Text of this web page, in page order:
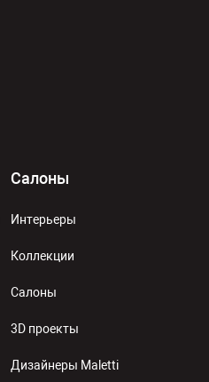
Салоны
Интерьеры
Коллекции
Салоны
3D проекты
Дизайнеры Maletti